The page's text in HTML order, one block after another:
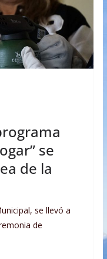
se
de la
se llevó a
de